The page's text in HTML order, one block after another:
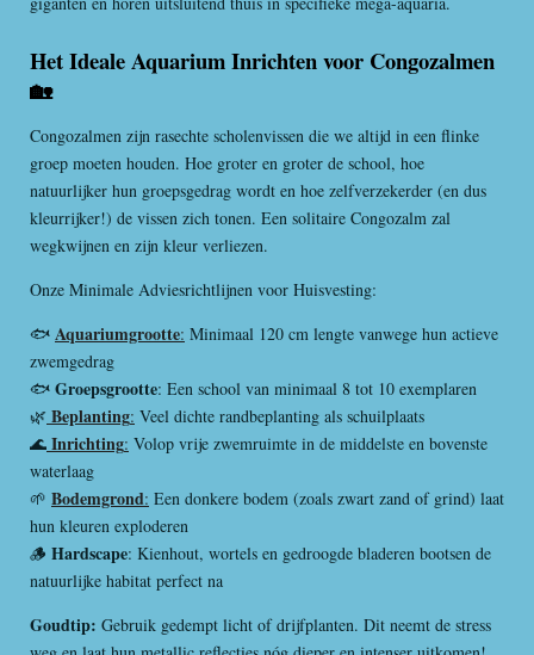
Het Ideale Aquarium Inrichten voor Congozalmen
🏡
Congozalmen zijn rasechte scholenvissen die we altijd in een flinke
groep moeten houden. Hoe groter en groter de school, hoe
natuurlijker hun groepsgedrag wordt en hoe zelfverzekerder (en dus
kleurrijker!) de vissen zich tonen. Een solitaire Congozalm zal
wegkwijnen en zijn kleur verliezen.
Onze Minimale Adviesrichtlijnen voor Huisvesting:
🐟 Aquariumgrootte: Minimaal 120 cm lengte vanwege hun actieve
zwemgedrag
🐟 Groepsgrootte: Een school van minimaal 8 tot 10 exemplaren
🌿 Beplanting: Veel dichte randbeplanting als schuilplaats
🌊 Inrichting: Volop vrije zwemruimte in de middelste en bovenste
waterlaag
🌱 Bodemgrond: Een donkere bodem (zoals zwart zand of grind) laat
hun kleuren exploderen
🪵 Hardscape: Kienhout, wortels en gedroogde bladeren bootsen de
natuurlijke habitat perfect na
Goudtip: Gebruik gedempt licht of drijfplanten. Dit neemt de stress